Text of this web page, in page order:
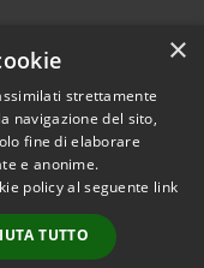
© 2026 • Comune di
Altamura • Powered by
•
Accesso
×
strettamente
navigazione del sito,
fine di elaborare
e anonime.
policy al seguente link
TUTTO